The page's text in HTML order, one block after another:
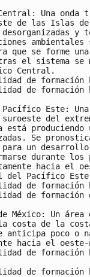
Una onda
de las Islas
desorganizadas y
que se forme
el sistema se
Central.
de
de
Pacífico Este:
del
está produciendo
Se
un
durante los
hacia el
del Pacífico
de
de
México: Un
costa de la
anticipa poco o
hacia el
de
de